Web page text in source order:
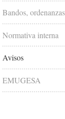
Bandos,
Normativa interna
Avisos
EMUGESA